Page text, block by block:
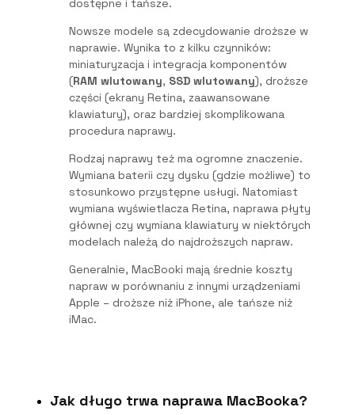
Nowsze modele są zdecydowanie droższe w
naprawie. Wynika to z kilku czynników:
miniaturyzacja i integracja komponentów
(RAM wlutowany, SSD wlutowany), droższe
części (ekrany Retina, zaawansowane
klawiatury), oraz bardziej skomplikowana
procedura naprawy.
Rodzaj naprawy też ma ogromne znaczenie.
Wymiana baterii czy dysku (gdzie możliwe) to
stosunkowo przystępne usługi. Natomiast
wymiana wyświetlacza Retina, naprawa płyty
głównej czy wymiana klawiatury w niektórych
modelach należą do najdroższych napraw.
Generalnie, MacBooki mają średnie koszty
napraw w porównaniu z innymi urządzeniami
Apple – droższe niż iPhone, ale tańsze niż
iMac.
Jak długo trwa naprawa MacBooka?